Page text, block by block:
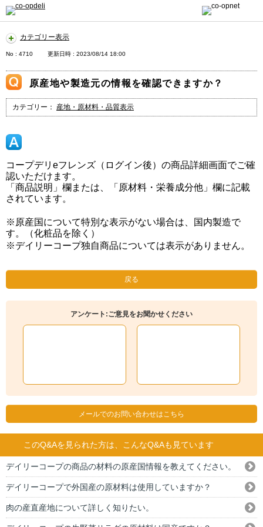
カテゴリー表示
No : 4710 更新日時 : 2023/08/14 18:00
原産地や製造元の情報を確認できますか？
カテゴリー： 産地・原材料・品質表示
コープデリeフレンズ（ログイン後）の商品詳細画面でご確
認いただけます。
「商品説明」欄または、「原材料・栄養成分他」欄に記載
されています。
※原産国について特別な表示がない場合は、国内製造で
す。（化粧品を除く）
※デイリーコープ独自商品については表示がありません。
戻る
アンケート:ご意見をお聞かせください
メールでのお問い合わせはこちら
このQ&Aを見られた方は、こんなQ&Aも見ています
デイリーコープの商品の材料の原産国情報を教えてください。
デイリーコープで外国産の原材料は使用していますか？
肉の産直産地について詳しく知りたい。